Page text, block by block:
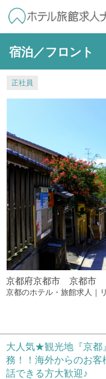
宿泊／フロント
正社員
京都府京都市 京都市
京都のホテル・旅館求人｜
大人気★観光地『京都
務！！海外からのお
話できる方大歓迎♪